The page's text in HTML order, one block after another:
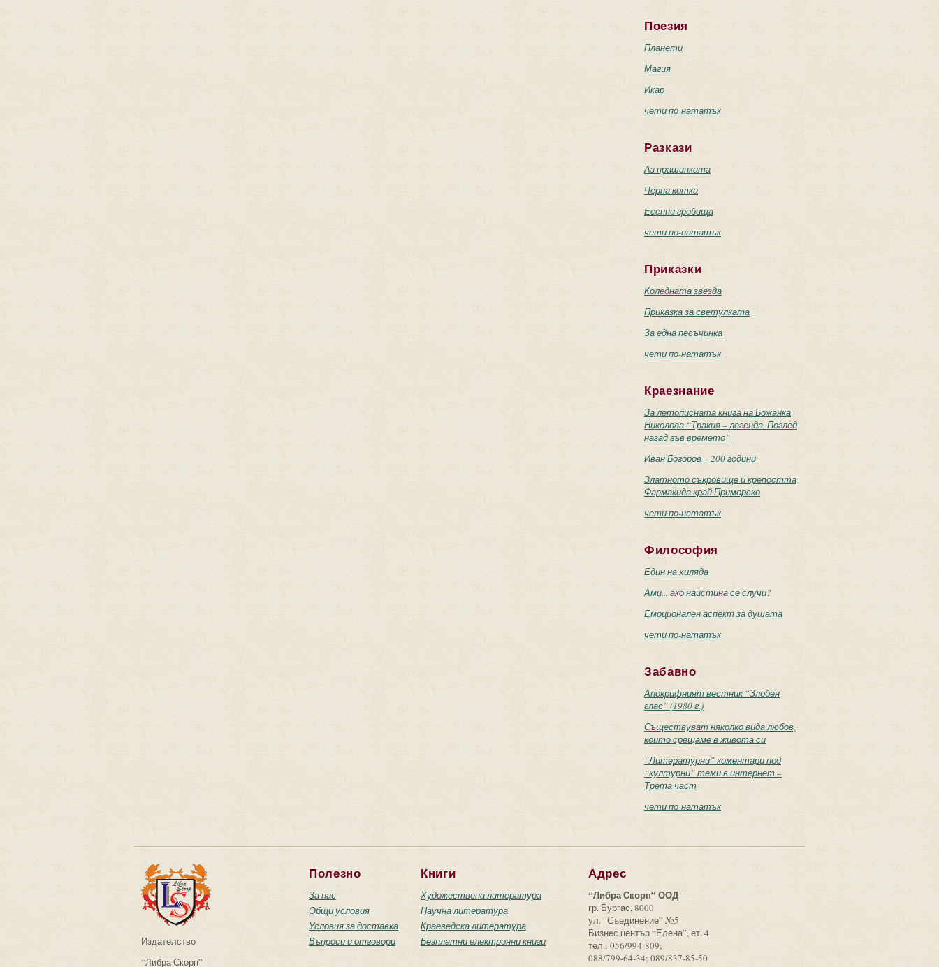
Поезия
Планети
Магия
Икар
чети по-нататък
Разкази
Аз прашинката
Черна котка
Есенни гробища
чети по-нататък
Приказки
Коледната звезда
Приказка за светулката
За една песъчинка
чети по-нататък
Краезнание
За летописната книга на Божанка
Николова “Тракия – легенда. Поглед
назад във времето”
Иван Богоров – 200 години
Златното съкровище и крепостта
Фармакида край Приморско
чети по-нататък
Философия
Един на хиляда
Ами... ако наистина се случи?
Емоционален аспект за душата
чети по-нататък
Забавно
Апокрифният вестник “Злобен
глас” (1980 г.)
Съществуват няколко вида любов,
които срещаме в живота си
“Литературни” коментари под
“културни” теми в интернет –
Трета част
чети по-нататък
Издателство
“Либра Скорп”
Полезно
За нас
Общи условия
Условия за доставка
Въпроси и отговори
Книги
Художествена литература
Научна литература
Краеведска литература
Безплатни електронни книги
Адрес
“Либра Скорп” ООД
гр. Бургас, 8000
ул. “Съединение” №5
Бизнес център “Елена”, ет. 4
тел.: 056/994-809;
088/799-64-34; 089/837-85-50